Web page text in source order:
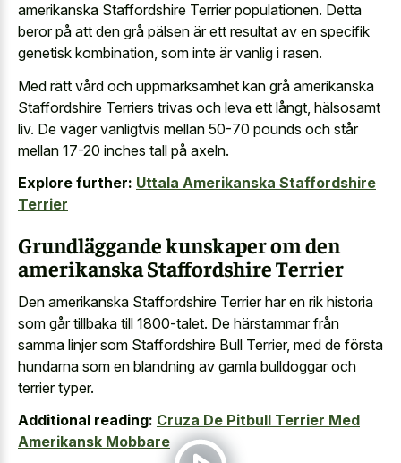
amerikanska Staffordshire Terrier populationen. Detta
beror på att den grå pälsen är ett resultat av en specifik
genetisk kombination, som inte är vanlig i rasen.
Med rätt vård och uppmärksamhet kan grå amerikanska
Staffordshire Terriers trivas och leva ett långt, hälsosamt
liv. De väger vanligtvis mellan 50-70 pounds och står
mellan 17-20 inches tall på axeln.
Explore further: Uttala Amerikanska Staffordshire
Terrier
Grundläggande kunskaper om den
amerikanska Staffordshire Terrier
Den amerikanska Staffordshire Terrier har en rik historia
som går tillbaka till 1800-talet. De härstammar från
samma linjer som Staffordshire Bull Terrier, med de första
hundarna som en blandning av gamla bulldoggar och
terrier typer.
Additional reading: Cruza De Pitbull Terrier Med
Amerikansk Mobbare